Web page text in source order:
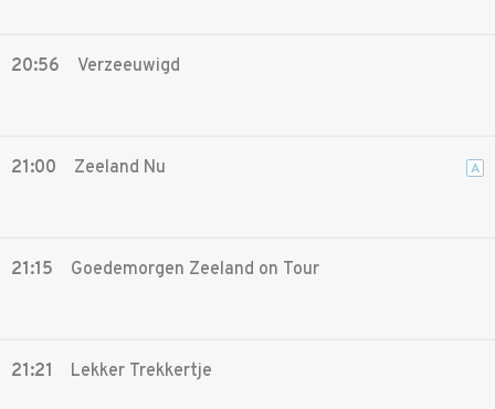
20:56 Verzeeuwigd
21:00 Zeeland Nu A
21:15 Goedemorgen Zeeland on Tour
21:21 Lekker Trekkertje